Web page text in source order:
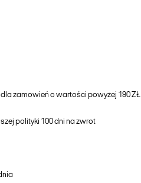
zamowień o wartości powyżej 190 ZŁ
polityki 100 dni na zwrot